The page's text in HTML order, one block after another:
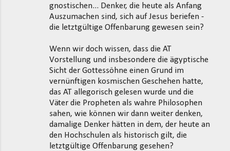
gnostischen... Denker, die heute als Anfang
Auszumachen sind, sich auf Jesus beriefen -
die letztgültige Offenbarung gewesen sein?
Wenn wir doch wissen, dass die AT
Vorstellung und insbesondere die ägyptische
Sicht der Gottessöhne einen Grund im
vernünftigen kosmischen Geschehen hatte,
das AT allegorisch gelesen wurde und die
Väter die Propheten als wahre Philosophen
sahen, wie können wir dann weiter denken,
damalige Denker hätten in dem, der heute an
den Hochschulen als historisch gilt, die
letztgültige Offenbarung gesehen?